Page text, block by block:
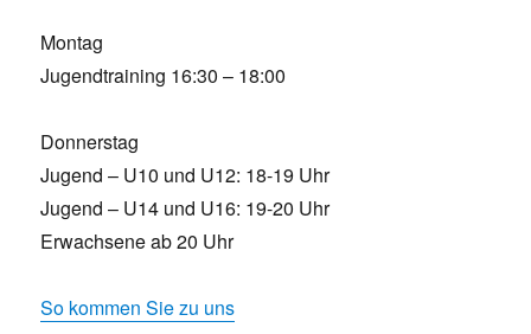
Montag
Jugendtraining 16:30 – 18:00
Donnerstag
Jugend – U10 und U12: 18-19 Uhr
Jugend – U14 und U16: 19-20 Uhr
Erwachsene ab 20 Uhr
So kommen Sie zu uns